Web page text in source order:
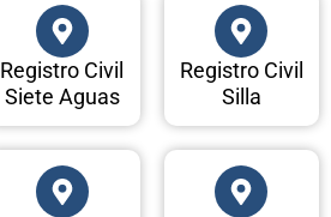
Registro Civil
Siete Aguas
Registro Civil
Silla